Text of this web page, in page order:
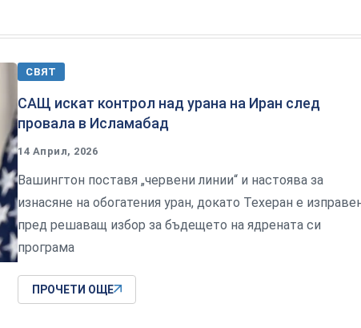
СВЯТ
САЩ искат контрол над урана на Иран след
провала в Исламабад
14 Април, 2026
Вашингтон поставя „червени линии“ и настоява за
изнасяне на обогатения уран, докато Техеран е
пред решаващ избор за бъдещето на ядрената си
програма
ПРОЧЕТИ ОЩЕ